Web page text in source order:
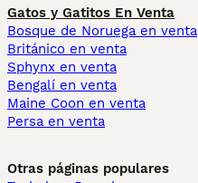
Gatos y Gatitos En Venta
Bosque de Noruega en venta
Británico en venta
Sphynx en venta
Bengalí en venta
Maine Coon en venta
Persa en venta
Otras páginas populares